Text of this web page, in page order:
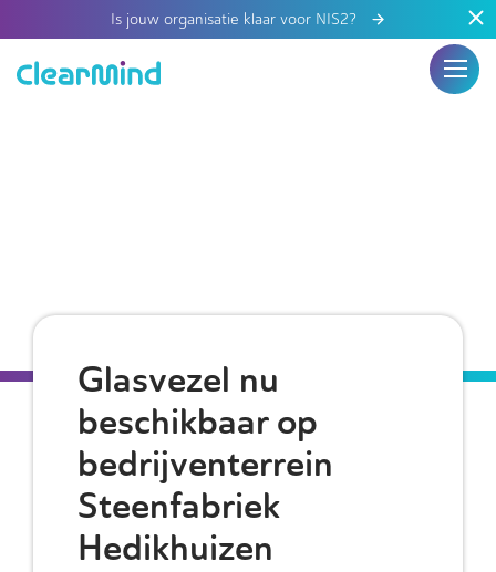
Is jouw organisatie klaar voor NIS2?
Glasvezel nu
beschikbaar op
bedrijventerrein
Steenfabriek
Hedikhuizen